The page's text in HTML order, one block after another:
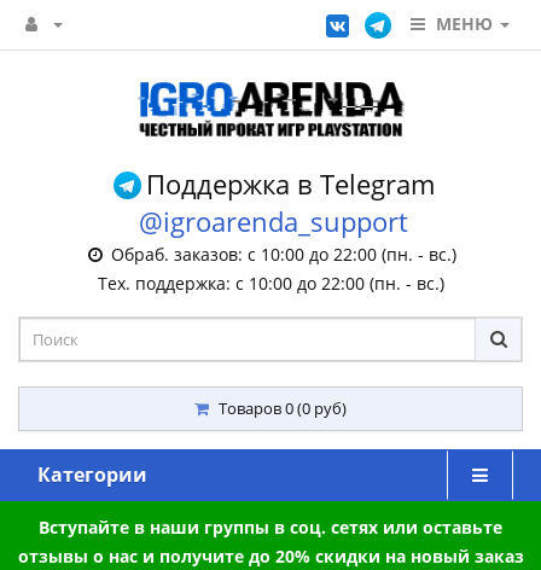
МЕНЮ
Поддержка в Telegram
@igroarenda_support
Обраб. заказов: с 10:00 до 22:00 (пн. - вс.)
Тех. поддержка: с 10:00 до 22:00 (пн. - вс.)
Товаров 0 (0 руб)
Категории
Вступайте в наши группы в соц. сетях или оставьте
отзывы о нас и получите до 20% скидки на новый заказ